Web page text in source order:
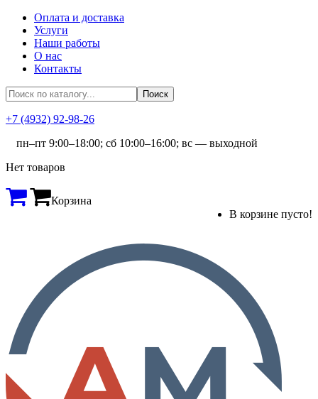
Оплата и доставка
Услуги
Наши работы
О нас
Контакты
+7 (4932) 92-98-26
пн–пт 9:00–18:00; сб 10:00–16:00; вс — выходной
Нет товаров
Корзина
В корзине пусто!